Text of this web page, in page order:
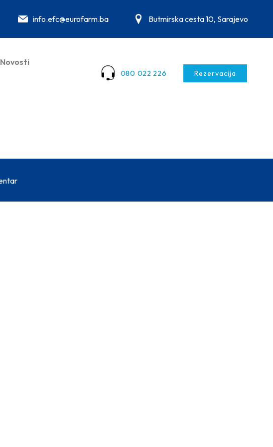
info.efc@eurofarm.ba Butmirska cesta 10, Sarajevo
Novosti
080 022 226 Rezervacija